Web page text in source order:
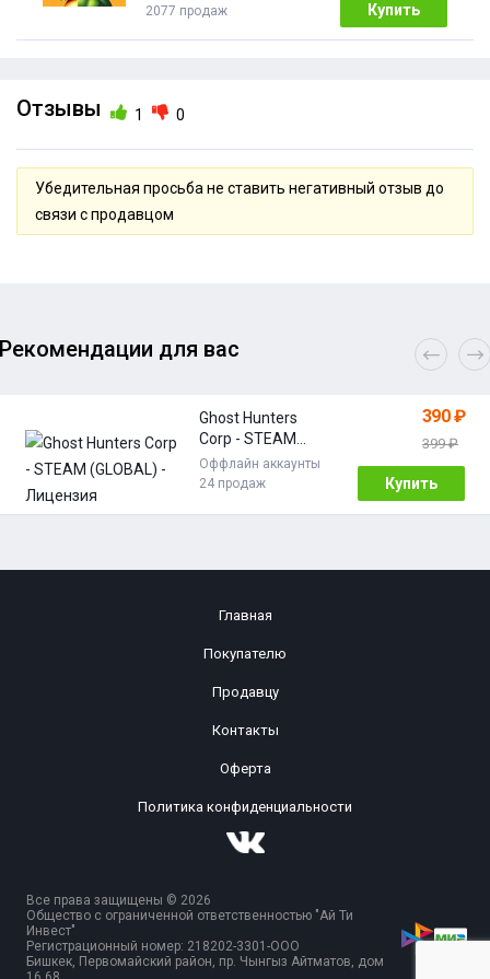
2077 продаж
Купить
Отзывы 1 0
Убедительная просьба не ставить негативный отзыв до
связи с продавцом
Рекомендации для вас
Ghost Hunters
Corp - STEAM
(GLOBAL) -
Лицензия
Оффлайн аккаунты
24 продаж
390 ₽
399 ₽
Купить
Главная
Покупателю
Продавцу
Контакты
Оферта
Политика конфиденциальности
Все права защищены © 2026
Общество с ограниченной ответственностью "Ай Ти
Инвест"
Регистрационный номер: 218202-3301-ООО
Бишкек, Первомайский район, пр. Чынгыз Айтматов, дом